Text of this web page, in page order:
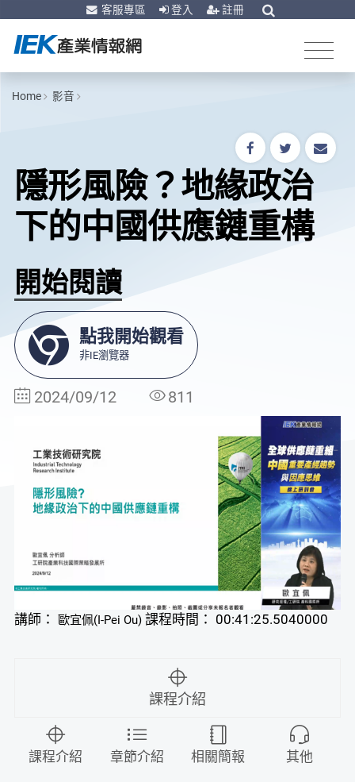
客服專區 登入 註冊
Home 影音
隱形風險？地緣政治
下的中國供應鏈重構
開始閱讀
點我開始觀看
非IE瀏覽器
2024/09/12 811
講師：歐宜佩(I-Pei Ou) 課程時間： 00:41:25.5040000
課程介紹
課程介紹 章節介紹 相關簡報 其他